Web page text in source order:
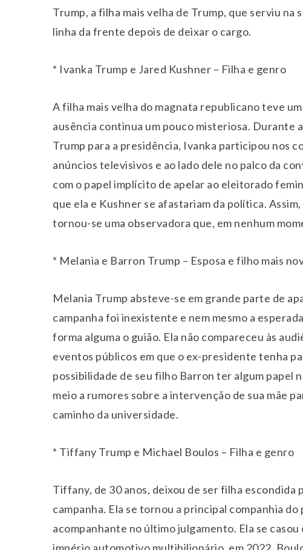
Trump, a filha mais velha de Trump, que serviu na
linha da frente depois de deixar o cargo.
* Ivanka Trump e Jared Kushner – Filha e genro
A filha mais velha do magnata republicano teve
ausência continua um pouco misteriosa. Durante
Trump para a presidência, Ivanka participou nos
anúncios televisivos e ao lado dele no palco da
com o papel implícito de apelar ao eleitorado
que ela e Kushner se afastariam da política.
tornou-se uma observadora que, em nenhum
* Melania e Barron Trump – Esposa e filho mais
Melania Trump absteve-se em grande parte de
campanha foi inexistente e nem mesmo a
forma alguma o guião. Ela não compareceu às
eventos públicos em que o ex-presidente tenha
possibilidade de seu filho Barron ter algum papel
meio a rumores sobre a intervenção de sua mãe
caminho da universidade.
* Tiffany Trump e Michael Boulos – Filha e genro
Tiffany, de 30 anos, deixou de ser filha escondida
campanha. Ela se tornou a principal companhia
acompanhante no último julgamento. Ela se